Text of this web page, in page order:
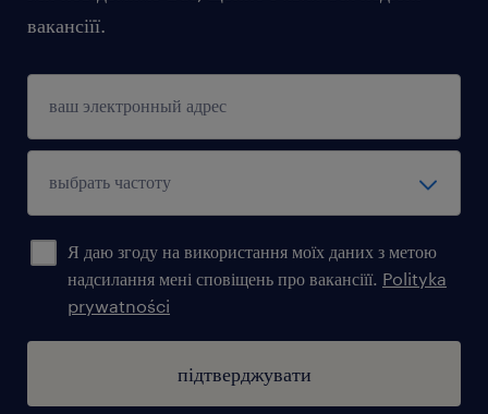
вакансіїї.
Я даю згоду на використання моїх даних з метою
надсилання мені сповіщень про вакансіїї. Polityka
prywatności
підтверджувати